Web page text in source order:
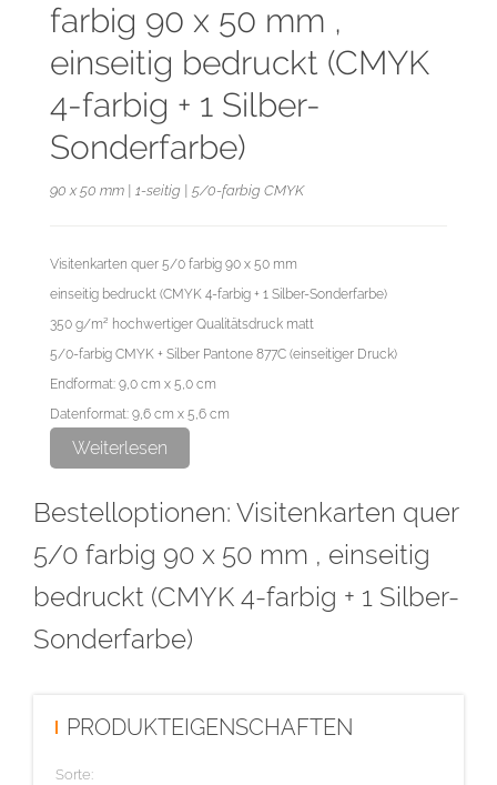
farbig 90 x 50 mm ,
einseitig bedruckt (CMYK
4-farbig + 1 Silber-
Sonderfarbe)
90 x 50 mm | 1-seitig | 5/0-farbig CMYK
Visitenkarten quer 5/0 farbig 90 x 50 mm
einseitig bedruckt (CMYK 4-farbig + 1 Silber-Sonderfarbe)
350 g/m² hochwertiger Qualitätsdruck matt
5/0-farbig CMYK + Silber Pantone 877C (einseitiger Druck)
Endformat: 9,0 cm x 5,0 cm
Datenformat: 9,6 cm x 5,6 cm
877C bezeichnen.
sein (kein Raster!) und eine Linienstärke von mindestens 1 Punkt
haben. Bitte beachten Sie, dass diese Flächen ausgespart sind.
Diese Auflage wird im hochwertigen Offsetdruck hergestellt.
Weiterlesen
Bestelloptionen: Visitenkarten quer
5/0 farbig 90 x 50 mm , einseitig
bedruckt (CMYK 4-farbig + 1 Silber-
Sonderfarbe)
PRODUKTEIGENSCHAFTEN
Sorte: